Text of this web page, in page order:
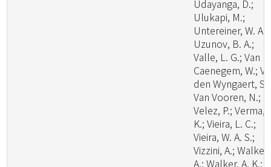
Udayanga, D.;
Ulukapi, M.;
Untereiner, W. A.;
Uzunov, B. A.;
Valle, L. G.; Van
Caenegem, W.;
den Wyngaert, S.;
Van Vooren, N.;
Velez, P.; Verma,
K.; Vieira, L. C.;
Vieira, W. A. S.;
Vizzini, A.; Walker,
A.; Walker, A. K.;